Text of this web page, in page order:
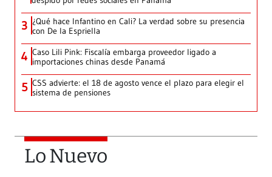
3 ¿Qué hace Infantino en Cali? La verdad sobre su presencia
con De la Espriella
4 Caso Lili Pink: Fiscalía embarga proveedor ligado a
importaciones chinas desde Panamá
5 CSS advierte: el 18 de agosto vence el plazo para elegir el
sistema de pensiones
Lo Nuevo